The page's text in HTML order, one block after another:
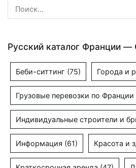
Найти:
Русский каталог Франции —
Беби-ситтинг (75) Города и
Грузовые перевозки по Франции
Индивидуальные строители и
Информация (61) Красота и